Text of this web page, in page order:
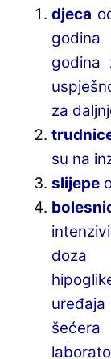
djeca
godina
za
su na
slijepe
doza